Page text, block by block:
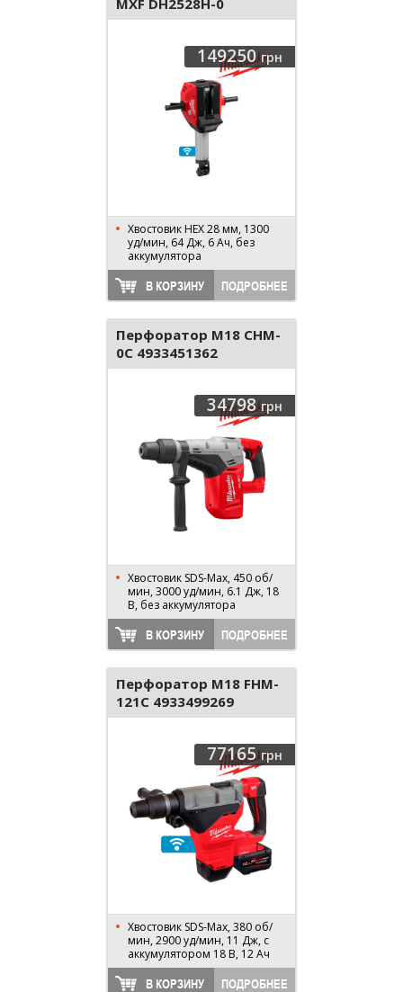
MXF DH2528H-0
4933478985
149250грн
Хвостовик HEX 28 мм, 1300
уд/мин, 64 Дж, 6 Ач, без
аккумулятора
В КОРЗИНУ ПОДРОБНЕЕ
Перфоратор M18 CHM-
0C 4933451362
34798грн
Хвостовик SDS-Max, 450 об/
мин, 3000 уд/мин, 6.1 Дж, 18
В, без аккумулятора
В КОРЗИНУ ПОДРОБНЕЕ
Перфоратор M18 FHM-
121C 4933499269
77165грн
Хвостовик SDS-Max, 380 об/
мин, 2900 уд/мин, 11 Дж, с
аккумулятором 18 В, 12 Ач
В КОРЗИНУ ПОДРОБНЕЕ